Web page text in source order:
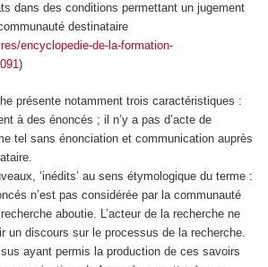
dans des conditions permettant un jugement
destinataire
encyclopedie-de-la-formation-
)
présente notamment trois caractéristiques :
à des énoncés ; il n’y a pas d’acte de
tel sans énonciation et communication auprès
‘inédits’ au sens étymologique du terme :
n’est pas considérée par la communauté
aboutie. L’acteur de la recherche ne
un discours sur le processus de la recherche.
ayant permis la production de ces savoirs